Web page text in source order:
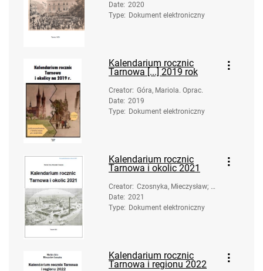
óra, Mariola
Date: 2020
Type: Dokument elektroniczny
Kalendarium rocznic
Tarnowa [...] 2019 rok
Creator: Góra, Mariola. Oprac.
Date: 2019
Type: Dokument elektroniczny
Kalendarium rocznic
Tarnowa i okolic 2021
Creator: Czosnyka, Mieczysław; G
óra, Mariola
Date: 2021
Type: Dokument elektroniczny
Kalendarium rocznic
Tarnowa i regionu 2022